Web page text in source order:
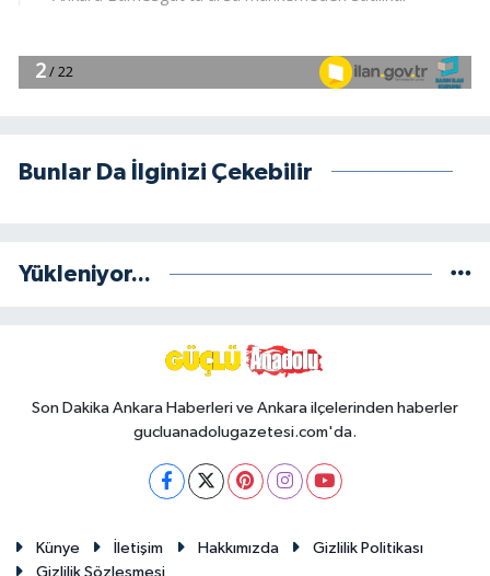
Bunlar Da İlginizi Çekebilir
Yükleniyor...
Son Dakika Ankara Haberleri ve Ankara ilçelerinden haberler
gucluanadolugazetesi.com'da.
Künye İletişim Hakkımızda
Gizlilik Politikası
Gizlilik Sözleşmesi